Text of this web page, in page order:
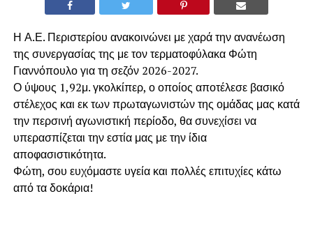
Η Α.Ε. Περιστερίου ανακοινώνει με χαρά την ανανέωση
της συνεργασίας της με τον τερματοφύλακα Φώτη
Γιαννόπουλο για τη σεζόν 2026-2027.
​Ο ύψους 1,92μ. γκολκίπερ, ο οποίος αποτέλεσε βασικό
στέλεχος και εκ των πρωταγωνιστών της ομάδας μας κατά
την περσινή αγωνιστική περίοδο, θα συνεχίσει να
υπερασπίζεται την εστία μας με την ίδια
αποφασιστικότητα.
​Φώτη, σου ευχόμαστε υγεία και πολλές επιτυχίες κάτω
από τα δοκάρια!